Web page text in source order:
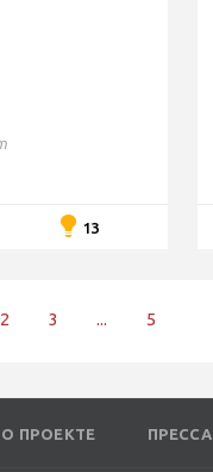
13
2 3 ... 5
О ПРОЕКТЕ ПРЕССА